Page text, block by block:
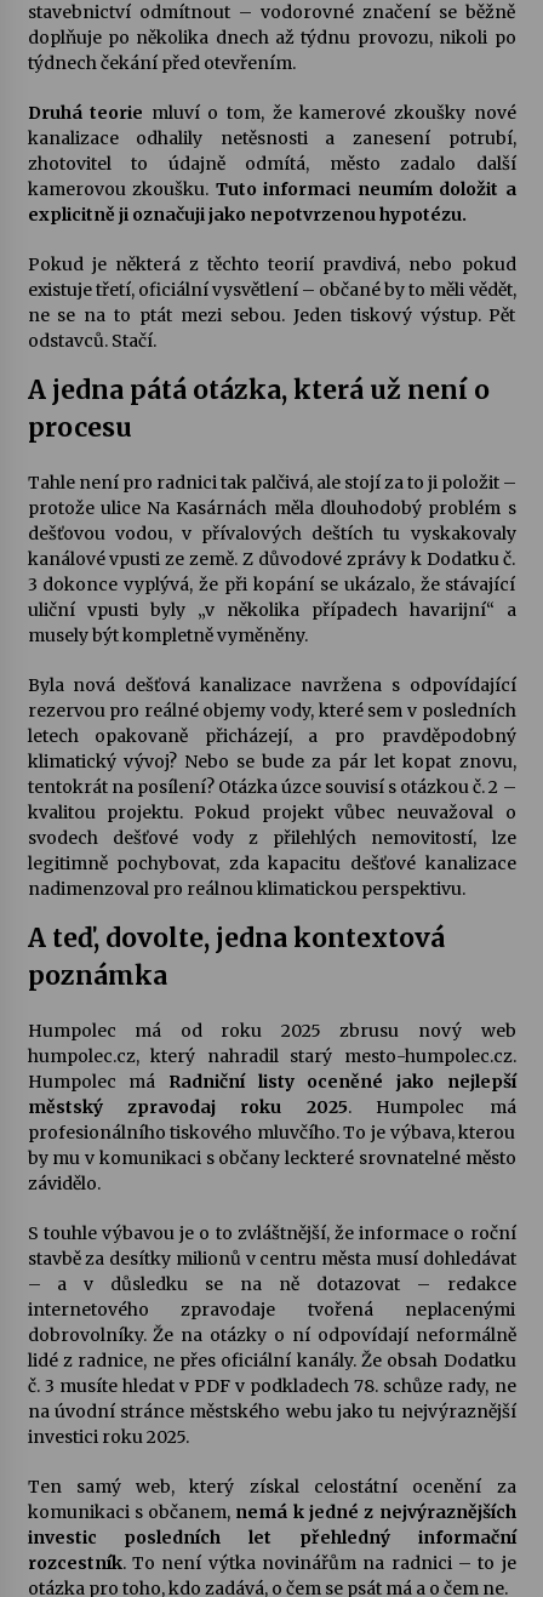
stavebnictví odmítnout – vodorovné značení se běžně
doplňuje po několika dnech až týdnu provozu, nikoli po
týdnech čekání před otevřením.
Druhá teorie mluví o tom, že kamerové zkoušky nové
kanalizace odhalily netěsnosti a zanesení potrubí,
zhotovitel to údajně odmítá, město zadalo další
kamerovou zkoušku. Tuto informaci neumím doložit a
explicitně ji označuji jako nepotvrzenou hypotézu.
Pokud je některá z těchto teorií pravdivá, nebo pokud
existuje třetí, oficiální vysvětlení – občané by to měli vědět,
ne se na to ptát mezi sebou. Jeden tiskový výstup. Pět
odstavců. Stačí.
A jedna pátá otázka, která už není o
procesu
Tahle není pro radnici tak palčivá, ale stojí za to ji položit –
protože ulice Na Kasárnách měla dlouhodobý problém s
dešťovou vodou, v přívalových deštích tu vyskakovaly
kanálové vpusti ze země. Z důvodové zprávy k Dodatku č.
3 dokonce vyplývá, že při kopání se ukázalo, že stávající
uliční vpusti byly „v několika případech havarijní“ a
musely být kompletně vyměněny.
Byla nová dešťová kanalizace navržena s odpovídající
rezervou pro reálné objemy vody, které sem v posledních
letech opakovaně přicházejí, a pro pravděpodobný
klimatický vývoj? Nebo se bude za pár let kopat znovu,
tentokrát na posílení? Otázka úzce souvisí s otázkou č. 2 –
kvalitou projektu. Pokud projekt vůbec neuvažoval o
svodech dešťové vody z přilehlých nemovitostí, lze
legitimně pochybovat, zda kapacitu dešťové kanalizace
nadimenzoval pro reálnou klimatickou perspektivu.
A teď, dovolte, jedna kontextová
poznámka
Humpolec má od roku 2025 zbrusu nový web
humpolec.cz, který nahradil starý mesto-humpolec.cz.
Humpolec má Radniční listy oceněné jako nejlepší
městský zpravodaj roku 2025. Humpolec má
profesionálního tiskového mluvčího. To je výbava, kterou
by mu v komunikaci s občany leckteré srovnatelné město
závidělo.
S touhle výbavou je o to zvláštnější, že informace o roční
stavbě za desítky milionů v centru města musí dohledávat
– a v důsledku se na ně dotazovat – redakce
internetového zpravodaje tvořená neplacenými
dobrovolníky. Že na otázky o ní odpovídají neformálně
lidé z radnice, ne přes oficiální kanály. Že obsah Dodatku
č. 3 musíte hledat v PDF v podkladech 78. schůze rady, ne
na úvodní stránce městského webu jako tu nejvýraznější
investici roku 2025.
Ten samý web, který získal celostátní ocenění za
komunikaci s občanem, nemá k jedné z nejvýraznějších
investic posledních let přehledný informační
rozcestník. To není výtka novinářům na radnici – to je
otázka pro toho, kdo zadává, o čem se psát má a o čem ne.